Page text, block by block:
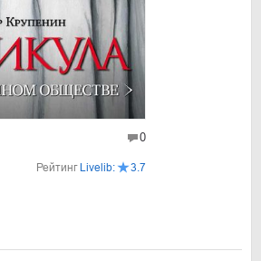
0
Рейтинг Livelib: 3.7